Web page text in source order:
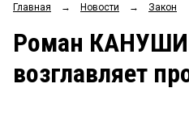
ОБЩЕСТВО
ЗАКОН
Главная → Новости → Закон
Роман
возглавляет